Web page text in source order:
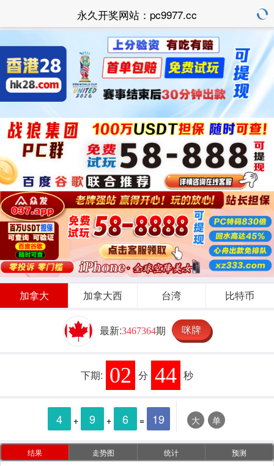
永久开奖网站：pc9977.cc
加拿大 加拿大西 台湾 比特币
最新:3467364期 咪牌
下期: 02 分 43 秒
4 + 9 + 6 = 19 大 单
结果 走势图 统计 预测